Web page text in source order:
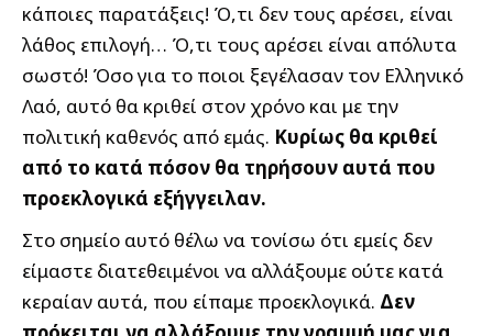
κάποιες παρατάξεις! Ό,τι δεν τους αρέσει, είναι
λάθος επιλογή… Ό,τι τους αρέσει είναι απόλυτα
σωστό! Όσο για το ποιοι ξεγέλασαν τον Ελληνικό
Λαό, αυτό θα κριθεί στον χρόνο και με την
πολιτική καθενός από εμάς. Κυρίως θα κριθεί
από το κατά πόσον θα τηρήσουν αυτά που
προεκλογικά εξήγγειλαν.
Στο σημείο αυτό θέλω να τονίσω ότι εμείς δεν
είμαστε διατεθειμένοι να αλλάξουμε ούτε κατά
κεραίαν αυτά, που είπαμε προεκλογικά. Δεν